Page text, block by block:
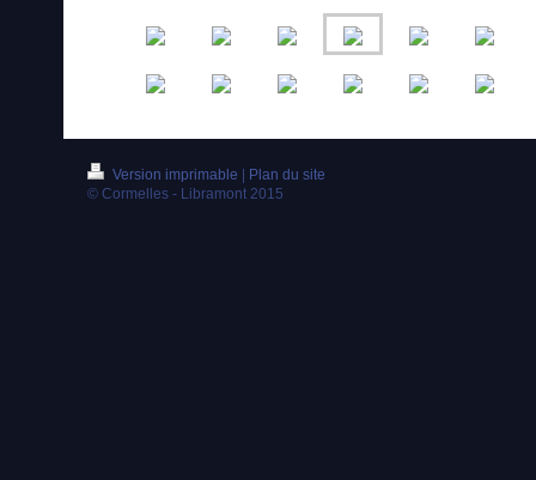
Version imprimable
Plan du site
© Cormelles - Libramont 2015